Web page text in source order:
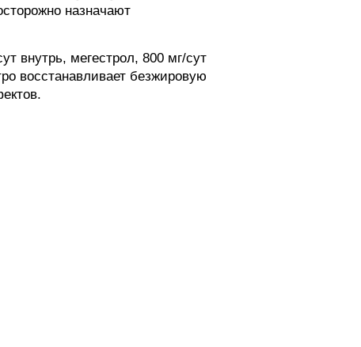
назначают
внутрь, мегестрол, 800 мг/сут
восстанавливает безжировую